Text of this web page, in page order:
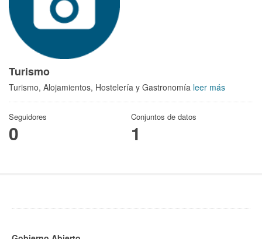
Turismo
Turismo, Alojamientos, Hostelería y Gastronomía leer más
Seguidores
0
Conjuntos de datos
1